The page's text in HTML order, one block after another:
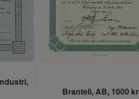
Branteli, AB, 1000 kr